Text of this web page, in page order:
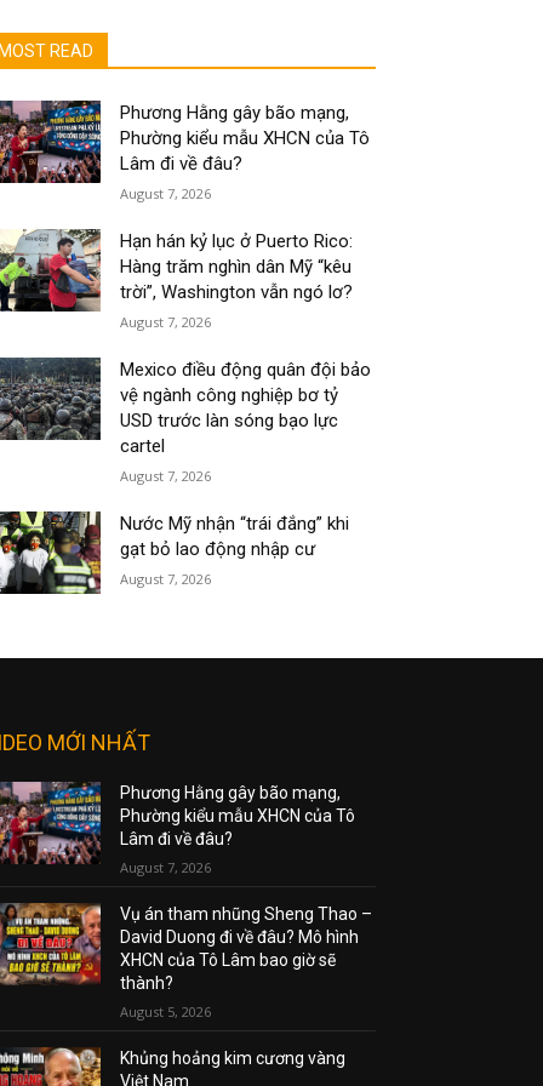
MOST READ
Phương Hằng gây bão mạng,
Phường kiểu mẫu XHCN của Tô
Lâm đi về đâu?
August 7, 2026
Hạn hán kỷ lục ở Puerto Rico:
Hàng trăm nghìn dân Mỹ “kêu
trời”, Washington vẫn ngó lơ?
August 7, 2026
Mexico điều động quân đội bảo
vệ ngành công nghiệp bơ tỷ
USD trước làn sóng bạo lực
cartel
August 7, 2026
Nước Mỹ nhận “trái đắng” khi
gạt bỏ lao động nhập cư
August 7, 2026
MỚI NHẤT
Phương Hằng gây bão mạng,
Phường kiểu mẫu XHCN của Tô
Lâm đi về đâu?
August 7, 2026
Vụ án tham nhũng Sheng Thao –
David Duong đi về đâu? Mô hình
XHCN của Tô Lâm bao giờ sẽ
thành?
August 5, 2026
Khủng hoảng kim cương vàng
Việt Nam